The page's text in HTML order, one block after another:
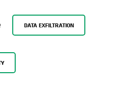
DATA EXFILTRATION